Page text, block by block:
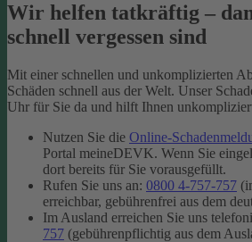
Wir helfen tatkräftig –
schnell vergessen sind
Mit einer schnellen und unkomplizierten
Schäden schnell aus der Welt. Unser
Uhr für Sie da und hilft Ihnen
Nutzen Sie die Online-
Portal meineDEVK. Wenn Sie
dort bereits für Sie vorausgefüllt.
Rufen Sie uns an: 0800 4-757-757
erreichbar, gebührenfrei aus dem
Im Ausland erreichen Sie uns
757 (gebührenpflichtig aus dem